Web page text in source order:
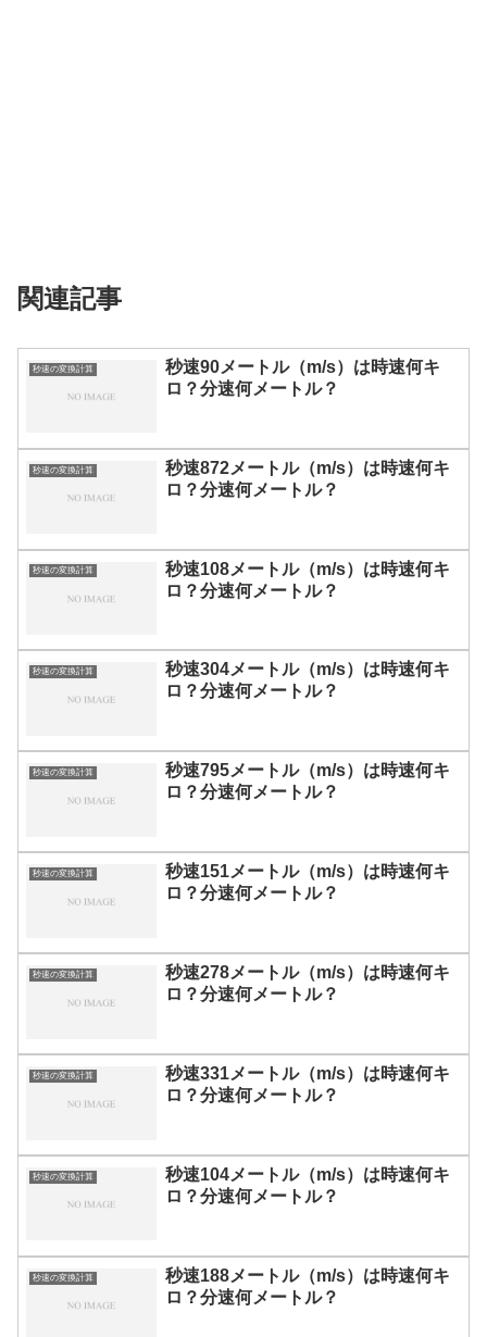
関連記事
秒速の変換計算
秒速90メートル（m/s）は時速何キ
ロ？分速何メートル？
秒速の変換計算
秒速872メートル（m/s）は時速何キ
ロ？分速何メートル？
秒速の変換計算
秒速108メートル（m/s）は時速何キ
ロ？分速何メートル？
秒速の変換計算
秒速304メートル（m/s）は時速何キ
ロ？分速何メートル？
秒速の変換計算
秒速795メートル（m/s）は時速何キ
ロ？分速何メートル？
秒速の変換計算
秒速151メートル（m/s）は時速何キ
ロ？分速何メートル？
秒速の変換計算
秒速278メートル（m/s）は時速何キ
ロ？分速何メートル？
秒速の変換計算
秒速331メートル（m/s）は時速何キ
ロ？分速何メートル？
秒速の変換計算
秒速104メートル（m/s）は時速何キ
ロ？分速何メートル？
秒速の変換計算
秒速188メートル（m/s）は時速何キ
ロ？分速何メートル？